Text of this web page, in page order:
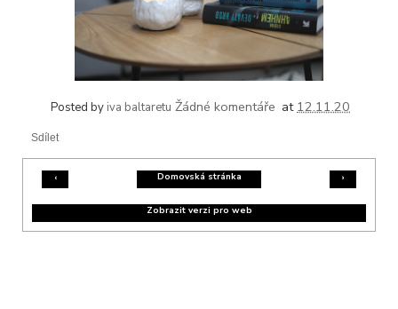
Posted by iva baltaretu at 12.11.20
Žádné komentáře
Sdílet
‹ ›
Domovská stránka
Zobrazit verzi pro web